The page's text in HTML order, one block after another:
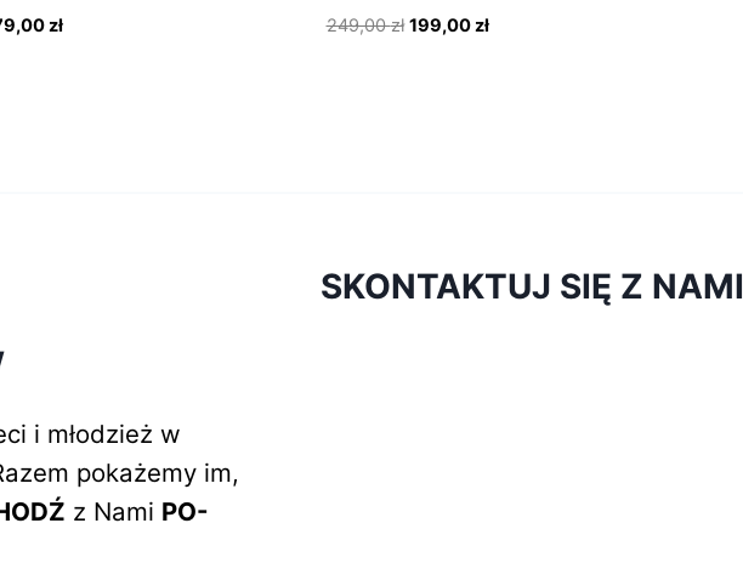
złAktualna
249,00zł Pierwotna
199,00złAktualna
i młodzież w
pokażemy im,
z Nami PO-
SKONTAKTUJ SIĘ Z NAMI